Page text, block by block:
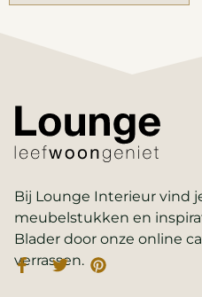
Bij Lounge Interieur vind
meubelstukken en
Blader door onze online
verrassen.